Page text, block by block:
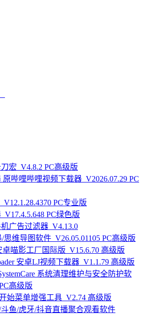
宏_V4.8.2 PC高级版
哔哩哔哩视频下载器_V2026.07.29 PC
PC专业版
PC绿色版
广告过滤器_V4.13.0
维导图软件_V26.05.01105 PC高级版
卓喵影工厂国际版_V15.6.70 高级版
安卓LJ视频下载器_V1.1.79 高级版
系统清理维护与安全防护软
高级版
开始菜单增强工具_V2.74 高级版
斗鱼/虎牙/抖音直播聚合观看软件